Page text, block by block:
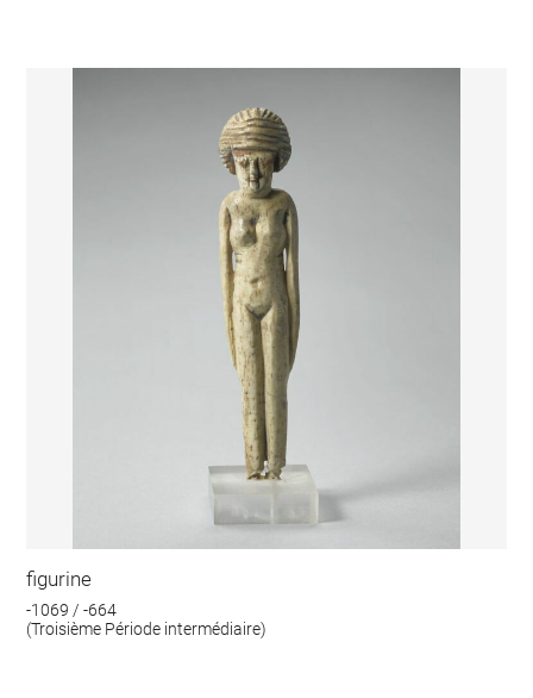
figurine
-1069 / -664
(Troisième Période intermédiaire)